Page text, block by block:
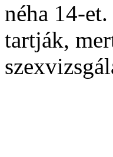
néha 14-
tartják,